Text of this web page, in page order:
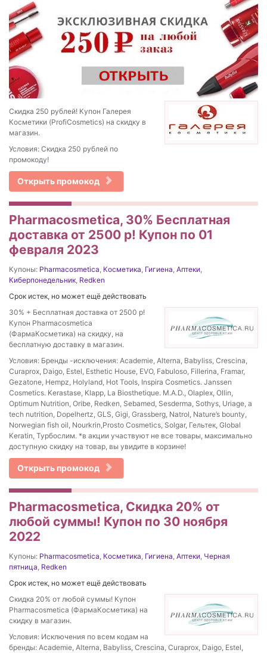
Скидка 250 рублей! Купон Галерея
Косметики (ProfiCosmetics) на скидку в
магазин.
Условия: Скидка 250 рублей по
промокоду!
Открыть промокод
Pharmacosmetica, 30% Бесплатная
доставка от 2500 р! Купон по 01
февраля 2023
Купоны: Pharmacosmetica, Косметика, Гигиена, Аптеки,
Киберпонедельник, Redken
Срок истек, но может ещё действовать
30% + Бесплатная доставка от 2500 р!
Купон Pharmacosmetica
(ФармаКосметика) на скидку, на
бесплатную доставку в магазин.
Условия: Бренды -исключения: Academie, Alterna, Babyliss, Crescina,
Curaprox, Daigo, Estel, Esthetic House, EVO, Fabuloso, Fillerina, Framar,
Gezatone, Hempz, Holyland, Hot Tools, Inspira Cosmetics. Janssen
Cosmetics. Kerastase, Klapp, La Biosthetique. M.A.D., Olaplex, Ollin,
Optimum Nutrition, Oribe, Redken, Sebamed, Sesderma, Sothys, Uriage, a
tech nutrition, Dopelhertz, GLS, Gigi, Grassberg, Natrol, Nature’s bounty,
Norwegian fish oil, Nourkrin,Prosto Cosmetics, Solgar, Гельтек, Global
Keratin, Турбослим. *в акции участвуют не все товары, максимально
доступную скидку на товар, вы увидите в корзине!
Открыть промокод
Pharmacosmetica, Скидка 20% от
любой суммы! Купон по 30 ноября
2022
Купоны: Pharmacosmetica, Косметика, Гигиена, Аптеки, Черная
пятница, Redken
Срок истек, но может ещё действовать
Скидка 20% от любой суммы! Купон
Pharmacosmetica (ФармаКосметика) на
скидку в магазин.
Условия: Исключения по всем кодам на
бренды: Academie, Alterna, Babyliss, Crescina, Curaprox, Daigo, Estel,